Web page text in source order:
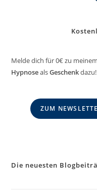
Melde dich für 0€ zu
HypnosealsGeschenkdazu!
ZUM
Die neuesten